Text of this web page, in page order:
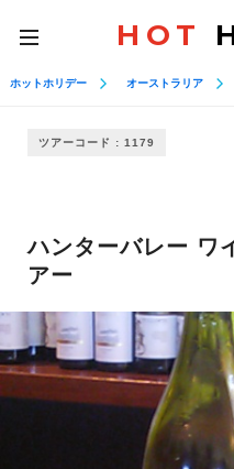
toggle
navigation
HOT
ホットホリデー オーストラリア
ツアーコード : 1179
ハンターバレー ワ
アー